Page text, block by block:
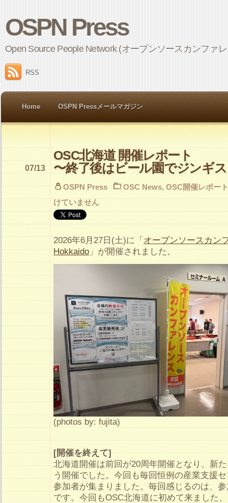
OSPN Press
Open Source People Network (オープンソースカンファ
RSS
Home OSPN Pressメールマガジン
OSC北海道 開催レポート
〜終了後はビール園でジンギ
07/13
OSPN Press OSC News, OSC開催レポート
けていません
2026年6月27日(土)に「 オープンソースカン
Hokkaido 」が開催されました。
(photos by: fujita)
[開催を終えて]
北海道開催は前回が20周年開催となり、新
う開催でした。今回も毎回恒例の産業支援
参加者が集まりました。毎回感じるのは、
です。今回もOSC北海道に初めて来ました